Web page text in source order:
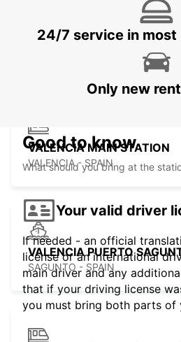
MALLORCA AIRPORT
VALENCIA MAIN STATION
VALENCIA - SPAIN
VALENCIA PUERTO
SAGUNTO - SPAIN
24/7 service in
Only new
Good to know
What should you bring at the
Your valid driver
If needed - an official
license or an international
main driver and any
that if your driving license
you must bring both parts of